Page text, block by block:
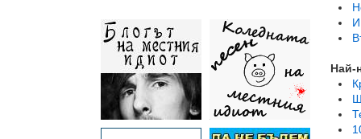
Най-